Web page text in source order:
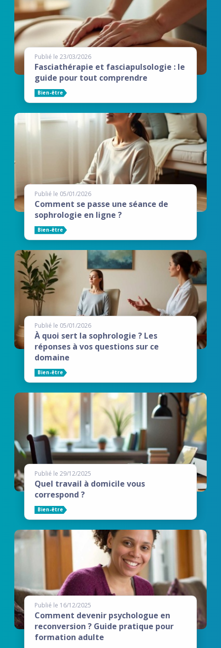
Publié le 23/03/2026
Fasciathérapie et fasciapulsologie : le
guide pour tout comprendre
Bien-être
Publié le 05/01/2026
Comment se passe une séance de
sophrologie en ligne ?
Bien-être
Publié le 05/01/2026
À quoi sert la sophrologie ? Les
réponses à vos questions sur ce
domaine
Bien-être
Publié le 29/12/2025
Quel travail à domicile vous
correspond ?
Bien-être
Publié le 16/12/2025
Comment devenir psychologue en
reconversion ? Guide pratique pour
formation adulte